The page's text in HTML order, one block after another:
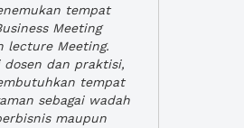
tempat
Meeting
lecture Meeting.
dosen dan praktisi,
tempat
sebagai wadah
maupun